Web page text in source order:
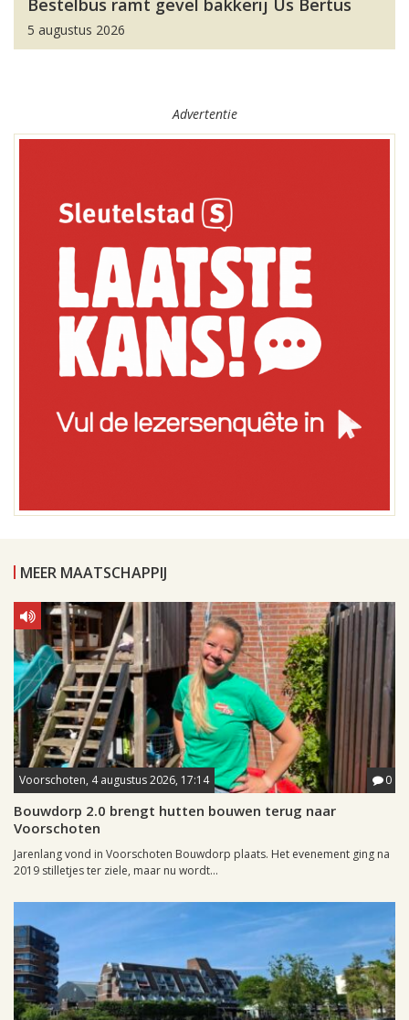
Bestelbus ramt gevel bakkerij Us Bertus
5 augustus 2026
Advertentie
MEER MAATSCHAPPIJ
Voorschoten, 4 augustus 2026, 17:14 0
Bouwdorp 2.0 brengt hutten bouwen terug naar
Voorschoten
Jarenlang vond in Voorschoten Bouwdorp plaats. Het evenement ging na
2019 stilletjes ter ziele, maar nu wordt...